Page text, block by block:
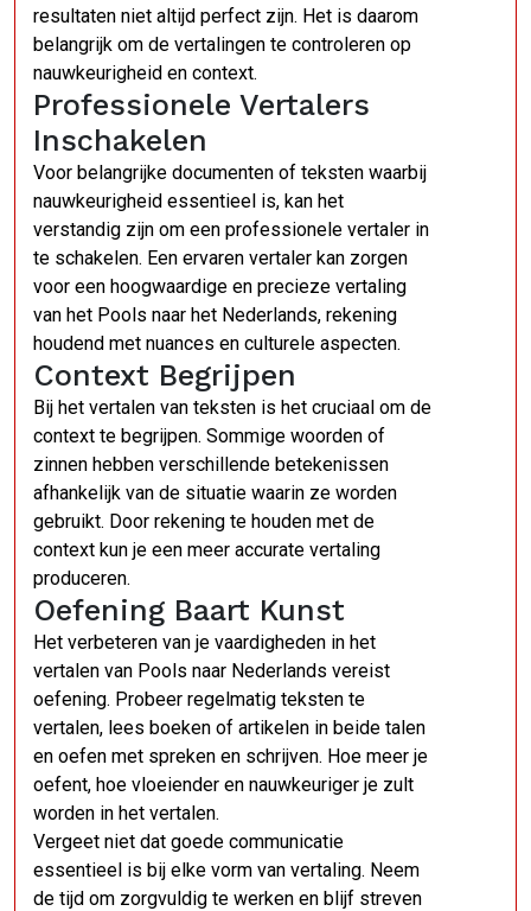
resultaten niet altijd perfect zijn. Het is daarom
belangrijk om de vertalingen te controleren op
nauwkeurigheid en context.
Professionele Vertalers
Inschakelen
Voor belangrijke documenten of teksten waarbij
nauwkeurigheid essentieel is, kan het
verstandig zijn om een professionele vertaler in
te schakelen. Een ervaren vertaler kan zorgen
voor een hoogwaardige en precieze vertaling
van het Pools naar het Nederlands, rekening
houdend met nuances en culturele aspecten.
Context Begrijpen
Bij het vertalen van teksten is het cruciaal om de
context te begrijpen. Sommige woorden of
zinnen hebben verschillende betekenissen
afhankelijk van de situatie waarin ze worden
gebruikt. Door rekening te houden met de
context kun je een meer accurate vertaling
produceren.
Oefening Baart Kunst
Het verbeteren van je vaardigheden in het
vertalen van Pools naar Nederlands vereist
oefening. Probeer regelmatig teksten te
vertalen, lees boeken of artikelen in beide talen
en oefen met spreken en schrijven. Hoe meer je
oefent, hoe vloeiender en nauwkeuriger je zult
worden in het vertalen.
Vergeet niet dat goede communicatie
essentieel is bij elke vorm van vertaling. Neem
de tijd om zorgvuldig te werken en blijf streven